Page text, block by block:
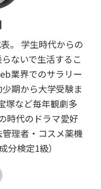
。 学生時代からの
ないで生活するこ
業界でのサラリー
期から大学受験ま
塚など毎年観劇多
時代のドラマ愛好
理者・コスメ薬機
分検定1級）